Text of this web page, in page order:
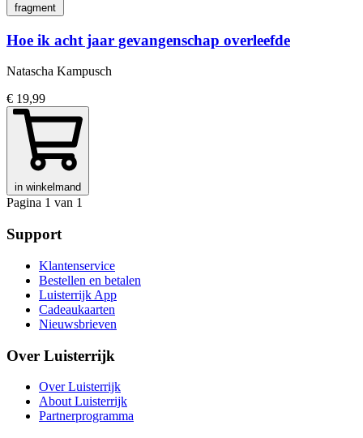
fragment
Hoe ik acht jaar gevangenschap overleefde
Natascha Kampusch
€ 19,99
in winkelmand
Pagina 1 van 1
Support
Klantenservice
Bestellen en betalen
Luisterrijk App
Cadeaukaarten
Nieuwsbrieven
Over Luisterrijk
Over Luisterrijk
About Luisterrijk
Partnerprogramma